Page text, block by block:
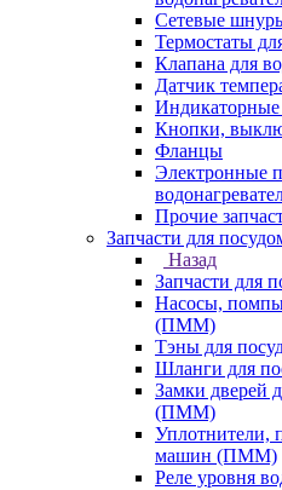
Сетевые
Термостаты
Клапана для
Датчик
Индикаторные
Кнопки,
Фланцы
Электронные
Прочие
Запчасти для
Назад
Запчасти для
Насосы,
(ПММ)
Тэны для
Шланги для
Замки дверей
(ПММ)
Уплотнители,
машин (ПММ)
Реле уровня